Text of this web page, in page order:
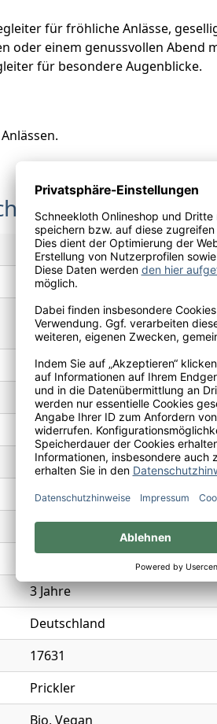
für fröhliche Anlässe,
oder einem genussvollen
für besondere Augenblicke.
Reinhard Studier, Fließstr. 34-
Enthält Sulfite
BIO-Trauben, BIO-
Säureregulator: Milchsäure,
10,0 % vol.
Pfalz
Maracuja, Melone, Nektarine
weiß
trocken
0,75 l
2024
3 Jahre
Deutschland
17631
Prickler
Bio, Vegan